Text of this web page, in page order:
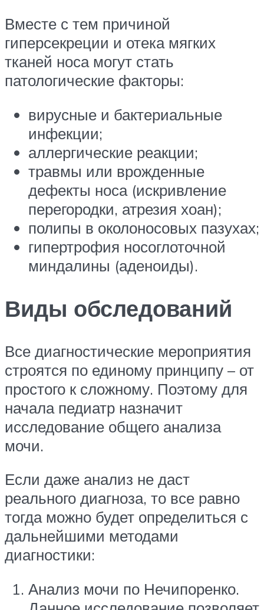
Вместе с тем причиной
гиперсекреции и отека мягких
тканей носа могут стать
патологические факторы:
вирусные и бактериальные
инфекции;
аллергические реакции;
травмы или врожденные
дефекты носа (искривление
перегородки, атрезия хоан);
полипы в околоносовых пазухах;
гипертрофия носоглоточной
миндалины (аденоиды).
Виды обследований
Все диагностические мероприятия
строятся по единому принципу – от
простого к сложному. Поэтому для
начала педиатр назначит
исследование общего анализа
мочи.
Если даже анализ не даст
реального диагноза, то все равно
тогда можно будет определиться с
дальнейшими методами
диагностики:
Анализ мочи по Нечипоренко.